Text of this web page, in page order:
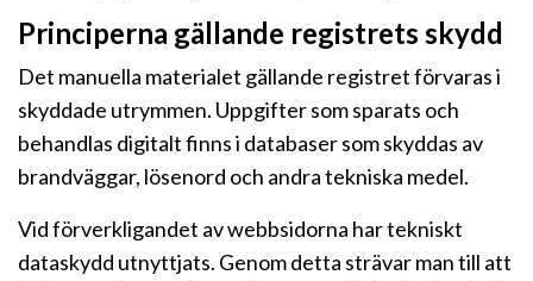
Principerna gällande registrets skydd
Det manuella materialet gällande registret förvaras i
skyddade utrymmen. Uppgifter som sparats och
behandlas digitalt finns i databaser som skyddas av
brandväggar, lösenord och andra tekniska medel.
Vid förverkligandet av webbsidorna har tekniskt
dataskydd utnyttjats. Genom detta strävar man till att